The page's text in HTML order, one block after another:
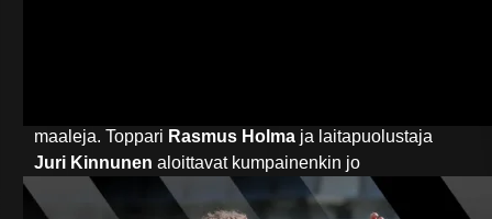
maaleja. Toppari Rasmus Holma ja laitapuolustaja
Juri Kinnunen aloittavat kumpainenkin jo
kahdeksannen kautensa Turun Palloseurassa.
Puolustuksen kokeneisiin johtohahmoihin kuuluu